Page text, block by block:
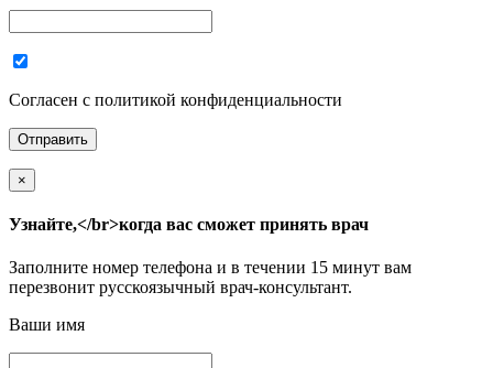
Согласен с политикой конфиденциальности
×
Узнайте,</br>когда вас сможет принять врач
Заполните номер телефона и в течении 15 минут вам
перезвонит русскоязычный врач-консультант.
Ваши имя